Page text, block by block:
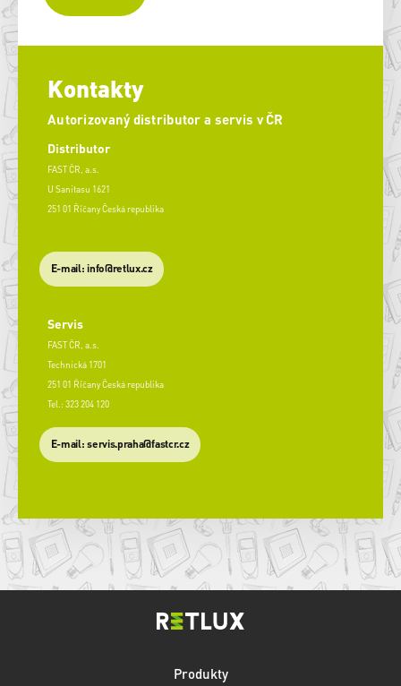
Kontakty
Autorizovaný distributor a servis v ČR
Distributor
FAST ČR, a.s.
U Sanitasu 1621
251 01 Říčany Česká republika
E-mail: info@retlux.cz
Servis
FAST ČR, a.s.
Technická 1701
251 01 Říčany Česká republika
Tel.: 323 204 120
​E-mail: servis.praha@fastcr.cz
Produkty